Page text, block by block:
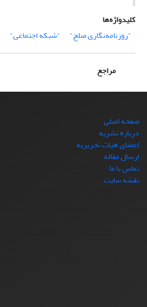
کلیدواژه‌ها
"روزنامه‌نگاری صلح"
"شبکه اجتماعی"
مراجع
صفحه اصلی
درباره نشریه
اعضای هیات تحریریه
ارسال مقاله
تماس با ما
نقشه سایت